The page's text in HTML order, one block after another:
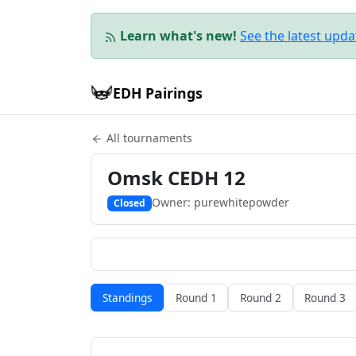
Learn what's new! See the latest
EDH Pairings
All tournaments
Omsk CEDH 12
Closed Owner: purewhitepowder
Standings Round 1 Round 2 Round 3